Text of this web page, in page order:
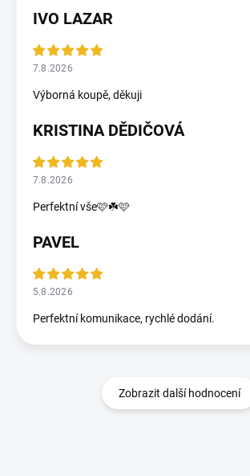
IVO LAZAR
7.8.2026
Výborná koupě, děkuji
KRISTINA DĚDIČOVÁ
7.8.2026
Perfektní vše🩷☘️🩷
PAVEL
5.8.2026
Perfektní komunikace, rychlé dodání.
Zobrazit další hodnocení